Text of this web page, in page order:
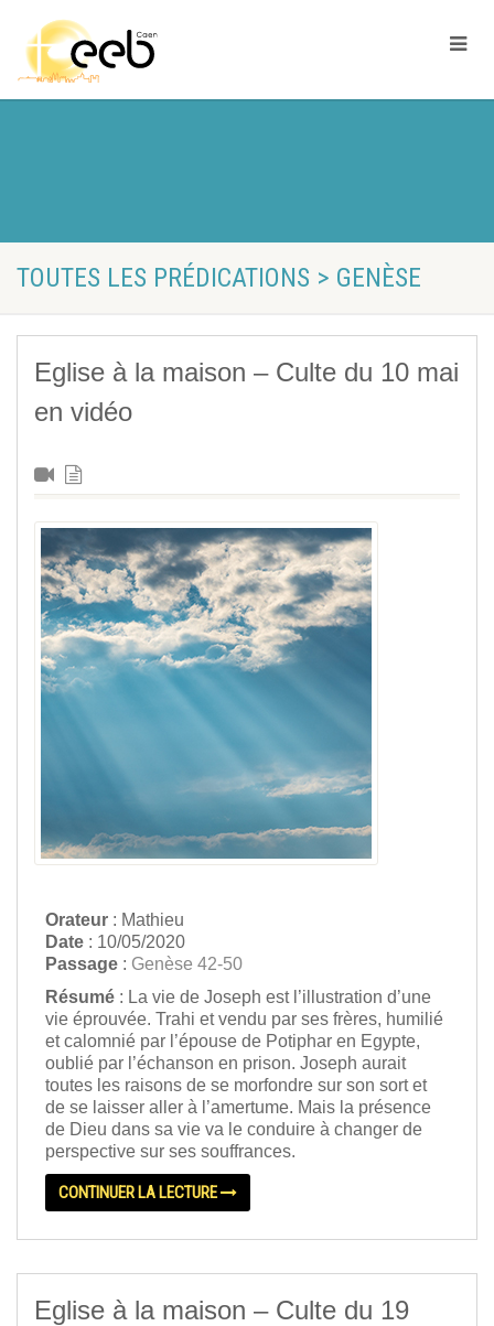
TOUTES LES PRÉDICATIONS > GENÈSE
Eglise à la maison – Culte du 10 mai
en vidéo
Orateur : Mathieu
Date : 10/05/2020
Passage : Genèse 42-50
Résumé : La vie de Joseph est l’illustration d’une
vie éprouvée. Trahi et vendu par ses frères, humilié
et calomnié par l’épouse de Potiphar en Egypte,
oublié par l’échanson en prison. Joseph aurait
toutes les raisons de se morfondre sur son sort et
de se laisser aller à l’amertume. Mais la présence
de Dieu dans sa vie va le conduire à changer de
perspective sur ses souffrances.
CONTINUER LA LECTURE
Eglise à la maison – Culte du 19